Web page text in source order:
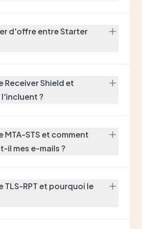
d'offre entre Starter
Shield et
?
STS et comment
il mes e-mails ?
RPT et pourquoi le